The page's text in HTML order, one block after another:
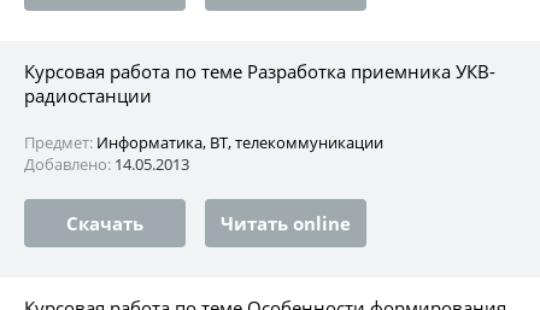
Курсовая работа по теме Разработка приемника УКВ-
радиостанции
Предмет: Информатика, ВТ, телекоммуникации
Добавлено: 14.05.2013
Скачать Читать online